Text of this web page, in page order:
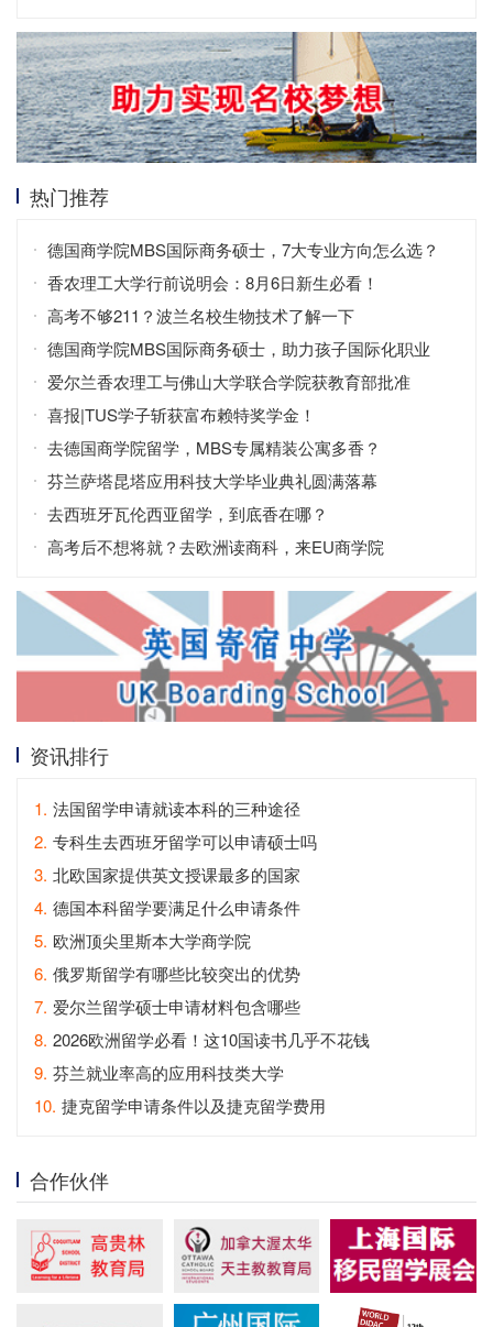
热门推荐
德国商学院MBS国际商务硕士，7大专业方向怎么选？
香农理工大学行前说明会：8月6日新生必看！
高考不够211？波兰名校生物技术了解一下
德国商学院MBS国际商务硕士，助力孩子国际化职业
爱尔兰香农理工与佛山大学联合学院获教育部批准
喜报|TUS学子斩获富布赖特奖学金！
去德国商学院留学，MBS专属精装公寓多香？
芬兰萨塔昆塔应用科技大学毕业典礼圆满落幕
去西班牙瓦伦西亚留学，到底香在哪？
高考后不想将就？去欧洲读商科，来EU商学院
资讯排行
1. 法国留学申请就读本科的三种途径
2. 专科生去西班牙留学可以申请硕士吗
3. 北欧国家提供英文授课最多的国家
4. 德国本科留学要满足什么申请条件
5. 欧洲顶尖里斯本大学商学院
6. 俄罗斯留学有哪些比较突出的优势
7. 爱尔兰留学硕士申请材料包含哪些
8. 2026欧洲留学必看！这10国读书几乎不花钱
9. 芬兰就业率高的应用科技类大学
10. 捷克留学申请条件以及捷克留学费用
合作伙伴